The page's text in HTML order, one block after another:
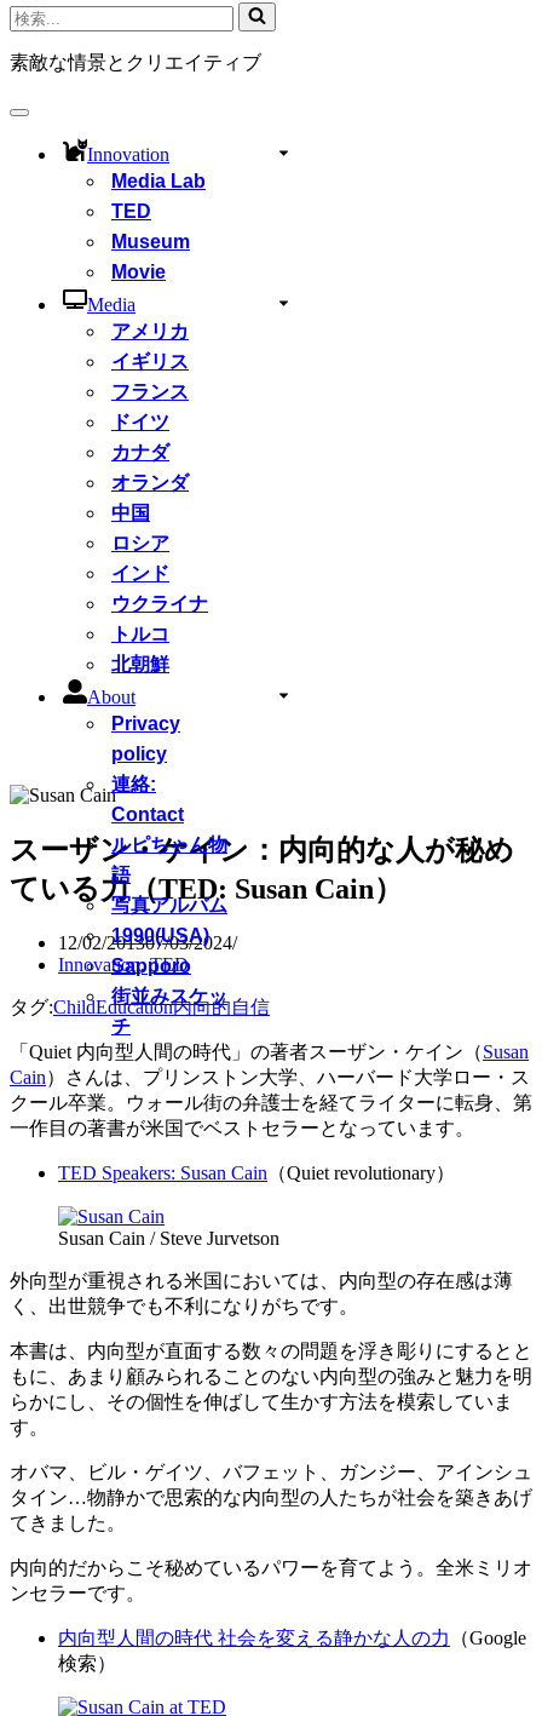
ン
メ
ニ
ュ
検
索...
素敵な情景とクリエイティブ
ナ
Innovation
Media Lab
TED
Museum
Movie
Media
アメリカ
イギリス
フランス
ドイツ
カナダ
オランダ
中国
ロシア
インド
ウクライナ
トルコ
北朝鮮
About
Privacy
policy
連絡:
Contact
ルピちゃん物
語
写真アルバム
1990(USA)
Sapporo
街並みスケッ
チ
スーザン・ケイン：内向的な人が秘め
ている力（TED: Susan Cain）
12/02/201307/03/2024
Innovation,TED
タグ:ChildEducation内向的自信
「Quiet 内向型人間の時代」の著者スーザン・ケイン（Susan
Cain）さんは、プリンストン大学、ハーバード大学ロー・ス
クール卒業。ウォール街の弁護士を経てライターに転身、第
一作目の著書が米国でベストセラーとなっています。
TED Speakers: Susan Cain （Quiet revolutionary）
Susan Cain / Steve Jurvetson
外向型が重視される米国においては、内向型の存在感は薄
く、出世競争でも不利になりがちです。
本書は、内向型が直面する数々の問題を浮き彫りにするとと
もに、あまり顧みられることのない内向型の強みと魅力を明
らかにし、その個性を伸ばして生かす方法を模索していま
す。
オバマ、ビル・ゲイツ、バフェット、ガンジー、アインシュ
タイン…物静かで思索的な内向型の人たちが社会を築きあげ
てきました。
内向的だからこそ秘めているパワーを育てよう。全米ミリオ
ンセラーです。
内向型人間の時代 社会を変える静かな人の力
（Google
検索）